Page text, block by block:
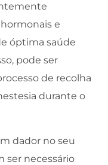
e
óptima saúde
pode ser
de recolha
durante o
dador no seu
ser necessário